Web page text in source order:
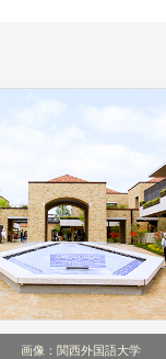
画像：関西外国語大学